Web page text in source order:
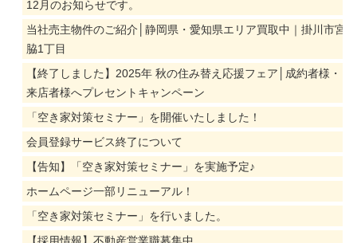
12月のお知らせです。
当社売主物件のご紹介│静岡県・愛知県エリア買取中｜掛川市宮
脇1丁目
【終了しました】2025年 秋の住み替え応援フェア│成約者様・
来店者様へプレセントキャンペーン
「空き家対策セミナー」を開催いたしました！
会員登録サービス終了について
【告知】「空き家対策セミナー」を実施予定♪
ホームページ一部リニューアル！
「空き家対策セミナー」を行いました。